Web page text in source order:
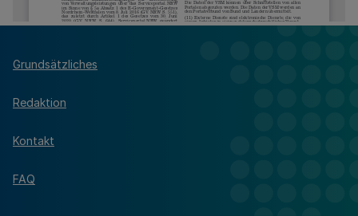
Grundsätzliches
Redaktion
Kontakt
FAQ